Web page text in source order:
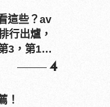
這些？av
行出爐，
3，第1名
4
！